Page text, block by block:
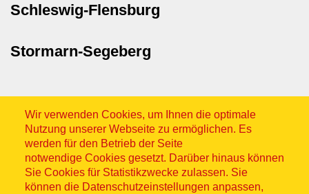
Schleswig-Flensburg
Stormarn-Segeberg
Wir verwenden Cookies, um Ihnen die optimale
Nutzung unserer Webseite zu ermöglichen. Es
werden für den Betrieb der Seite
notwendige Cookies gesetzt. Darüber hinaus können
Sie Cookies für Statistikzwecke zulassen. Sie
können die Datenschutzeinstellungen anpassen,
Sitemap